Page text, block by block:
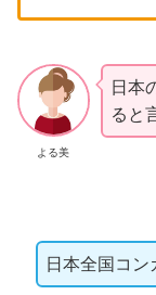
よる美
日本
ると
日本全国コ